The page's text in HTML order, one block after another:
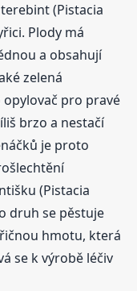
(Pistacia
Plody má
a obsahují
zelená
opylovač pro pravé
brzo a nestačí
je proto
(Pistacia
druh se pěstuje
hmotu, která
se k výrobě léčiv